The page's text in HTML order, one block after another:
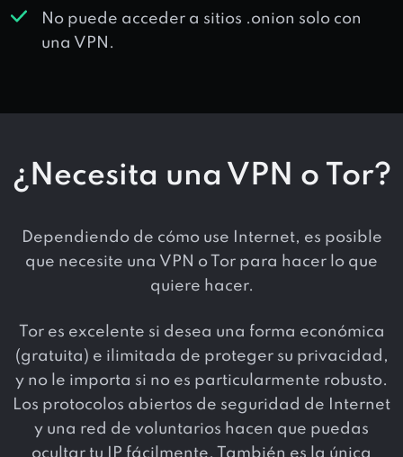
No puede acceder a sitios .onion solo con
una VPN.
¿Necesita una VPN o Tor?
Dependiendo de cómo use Internet, es posible
que necesite una VPN o Tor para hacer lo que
quiere hacer.
Tor es excelente si desea una forma económica
(gratuita) e ilimitada de proteger su privacidad,
y no le importa si no es particularmente robusto.
Los protocolos abiertos de seguridad de Internet
y una red de voluntarios hacen que puedas
ocultar tu IP fácilmente. También es la única